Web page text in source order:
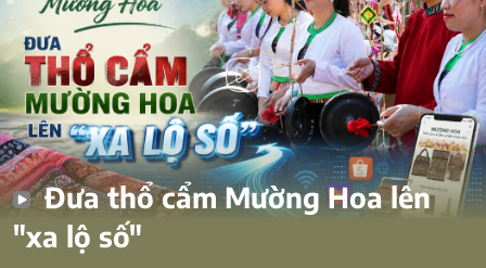
Đưa thổ cẩm Mường Hoa lên
"xa lộ số"